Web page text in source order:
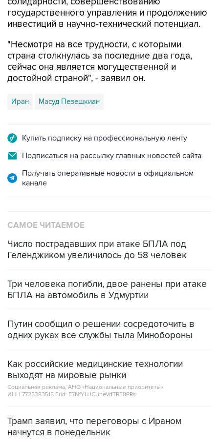
государственного управления и продолжению
инвестиций в научно-технический потенциал.
"Несмотря на все трудности, с которыми
страна столкнулась за последние два года,
сейчас она является могущественной и
достойной страной", - заявил он.
Иран Масуд Пезешкиан
Купить подписку на профессиональную ленту
Подписаться на рассылку главных новостей сайта
Получать оперативные новости в официальном
канале
САМОЕ ЧИТАЕМОЕ
Число пострадавших при атаке БПЛА под
Геленджиком увеличилось до 58 человек
Три человека погибли, двое ранены при атаке
БПЛА на автомобиль в Удмуртии
Путин сообщил о решении сосредоточить в
одних руках все службы тыла Минобороны
Как российские медицинские технологии
выходят на мировые рынки
Социальная реклама, АНО «Национальные приоритеты».
ИНН 7725383515 Erid: F7NfYUJCUneVdTRF8PRs
Трамп заявил, что переговоры с Ираном
начнутся в понедельник